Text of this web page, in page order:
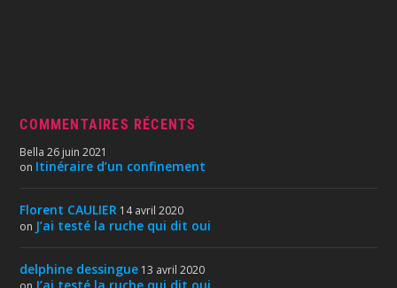
COMMENTAIRES RÉCENTS
Bella 26 juin 2021
on Itinéraire d’un confinement
Florent CAULIER 14 avril 2020
on J’ai testé la ruche qui dit oui
delphine dessingue 13 avril 2020